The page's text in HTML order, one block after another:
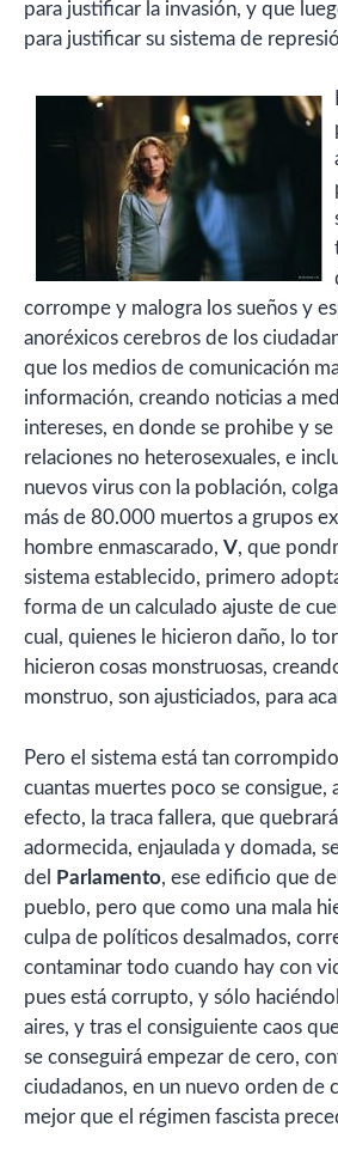
para justificar la invasión, y que
para justificar su sistema de
corrompe y malogra los sueños y
anoréxicos cerebros de los
que los medios de comunicación
información, creando noticias a
intereses, en donde se prohibe y se
relaciones no heterosexuales, e
nuevos virus con la población,
más de 80.000 muertos a grupos
hombre enmascarado, V, que
sistema establecido, primero
forma de un calculado ajuste de
cual, quienes le hicieron daño, lo
hicieron cosas monstruosas,
monstruo, son ajusticiados, para
Pero el sistema está tan
cuantas muertes poco se consigue,
efecto, la traca fallera, que
adormecida, enjaulada y domada,
del
Parlamento, ese edificio que
pueblo, pero que como una mala
culpa de políticos desalmados,
contaminar todo cuando hay con
pues está corrupto, y sólo
aires, y tras el consiguiente caos
se conseguirá empezar de cero,
ciudadanos, en un nuevo orden de
mejor que el régimen fascista